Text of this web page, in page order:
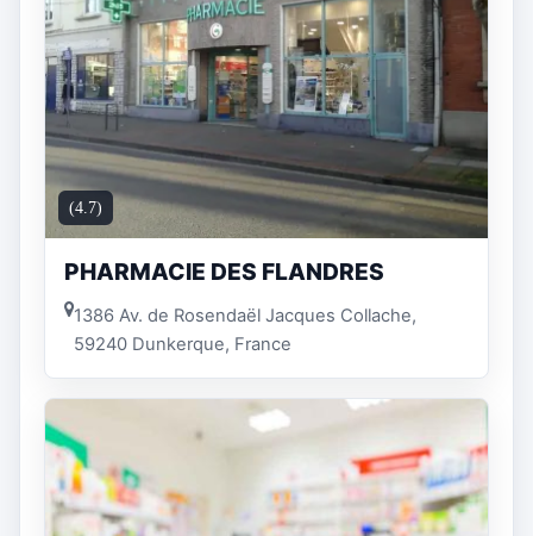
(4.7)
PHARMACIE DES FLANDRES
1386 Av. de Rosendaël Jacques Collache,
59240 Dunkerque, France